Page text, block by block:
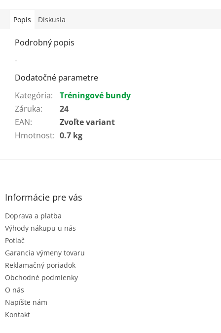
Popis Diskusia
Podrobný popis
-
Dodatočné parametre
Kategória:
Tréningové bundy
Záruka:
24
EAN:
Zvoľte variant
Hmotnost: 0.7 kg
Z
Informácie pre vás
Doprava a platba
Výhody nákupu u nás
Potlač
Garancia výmeny tovaru
Reklamačný poriadok
Obchodné podmienky
O nás
Napíšte nám
Kontakt